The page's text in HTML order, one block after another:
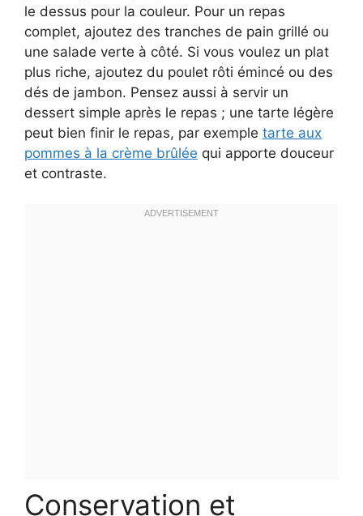
le dessus pour la couleur. Pour un repas
complet, ajoutez des tranches de pain grillé ou
une salade verte à côté. Si vous voulez un plat
plus riche, ajoutez du poulet rôti émincé ou des
dés de jambon. Pensez aussi à servir un
dessert simple après le repas ; une tarte légère
peut bien finir le repas, par exemple tarte aux
pommes à la crème brûlée qui apporte douceur
et contraste.
Conservation et